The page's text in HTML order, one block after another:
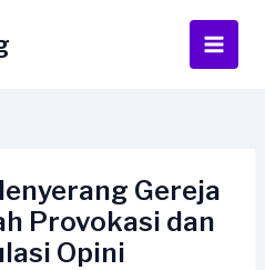
Main
Gereja
Provokasi dan
Opini